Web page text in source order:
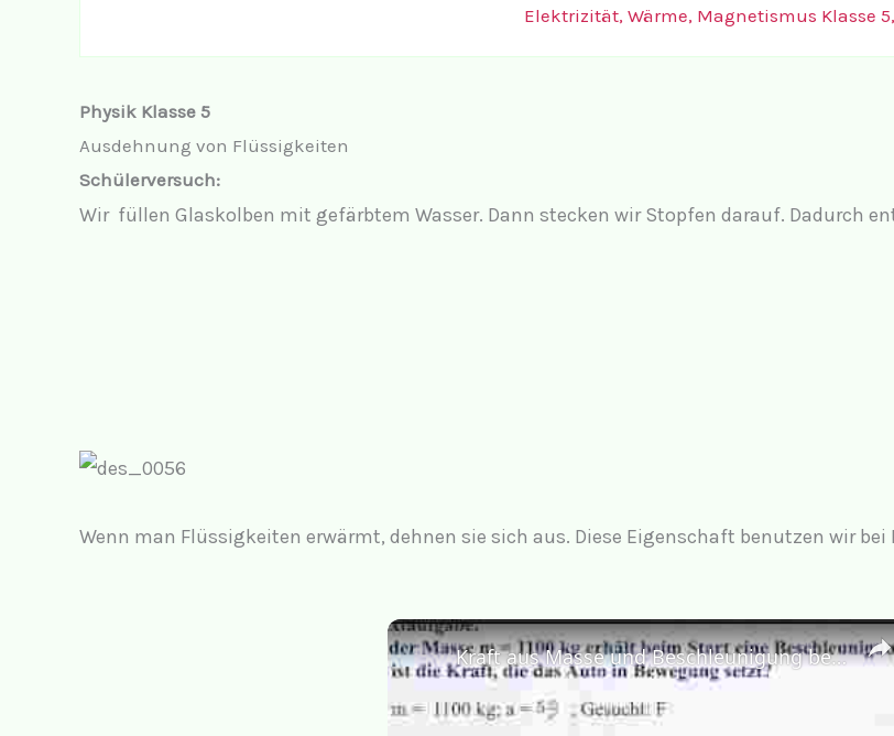
Elektrizität, Wärme, Magnetismus Klasse 5,
Physik Klasse 5
Ausdehnung von Flüssigkeiten
Schülerversuch:
Wir füllen Glaskolben mit gefärbtem Wasser. Dann stecken wir Stopfen darauf. Dadurch
Wenn man Flüssigkeiten erwärmt, dehnen sie sich aus. Diese Eigenschaft benutzen wir
Kraft aus Masse und Beschleunigung berechnen Physik Textaufgabe